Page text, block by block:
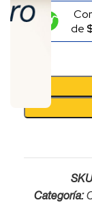
de
Categoría: